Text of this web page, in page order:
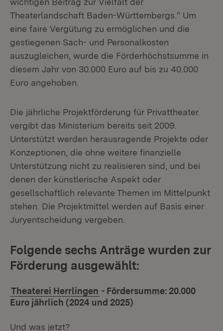
Theaterlandschaft Baden-Württembergs.“ Um
eine faire Vergütung zu ermöglichen und die
gestiegenen Sach- und Personalkosten
auszugleichen, wurde die Förderhöchstsumme in
diesem Jahr von 30.000 Euro auf bis zu 40.000
Euro angehoben.
Die jährliche Projektförderung für Privattheater
vergibt das Ministerium bereits seit 2009.
Unterstützt werden herausragende Projekte oder
Konzeptionen, die ohne weitere finanzielle
Unterstützung nicht zu realisieren sind, und bei
denen der künstlerische Aspekt oder
gesellschaftlich relevante Themen im Mittelpunkt
stehen. Die Projektmittel werden auf Basis einer
Juryentscheidung vergeben.
Folgende sechs Anträge wurden zur
Förderung ausgewählt:
Theaterei Herrlingen - Fördersumme: 20.000
Euro jährlich (2024 und 2025)
Und was jetzt?